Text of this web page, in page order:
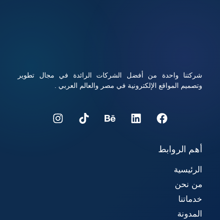
شركتنا واحدة من أفضل الشركات الرائدة في مجال تطوير
وتصميم المواقع الإلكترونية في مصر والعالم العربي .
أهم الروابط
الرئيسية
من نحن
خدماتنا
المدونة